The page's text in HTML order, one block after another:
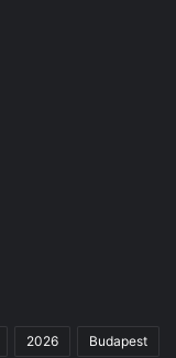
2026 Budapest